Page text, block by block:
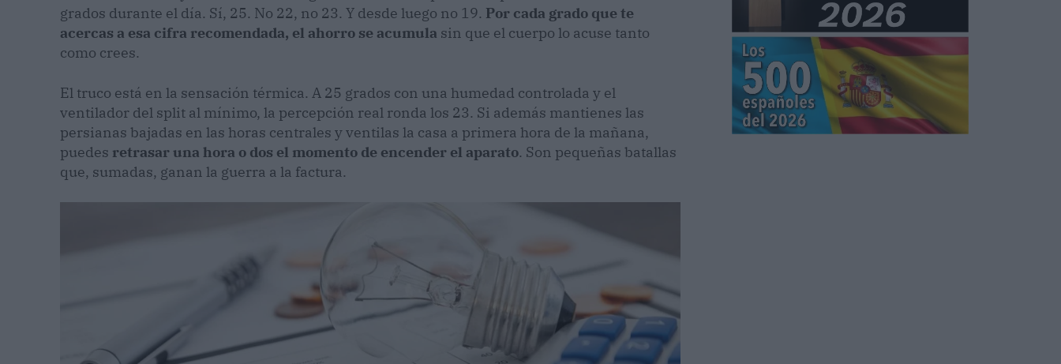
grados durante el día. Sí, 25. No 22, no 23. Y desde luego no 19. Por cada grado que te
acercas a esa cifra recomendada, el ahorro se acumula sin que el cuerpo lo acuse tanto
como crees.
El truco está en la sensación térmica. A 25 grados con una humedad controlada y el
ventilador del split al mínimo, la percepción real ronda los 23. Si además mantienes las
persianas bajadas en las horas centrales y ventilas la casa a primera hora de la mañana,
puedes retrasar una hora o dos el momento de encender el aparato. Son pequeñas batallas
que, sumadas, ganan la guerra a la factura.